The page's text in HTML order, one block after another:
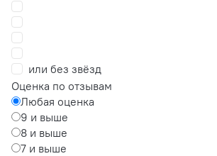
или без звёзд
Оценка по отзывам
Любая оценка
9 и выше
8 и выше
7 и выше